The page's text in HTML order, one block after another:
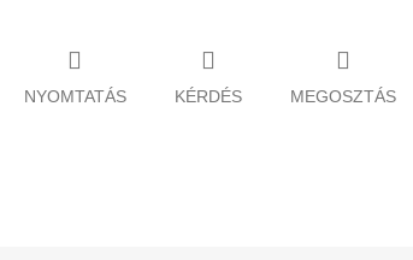
NYOMTATÁS KÉRDÉS MEGOSZTÁS